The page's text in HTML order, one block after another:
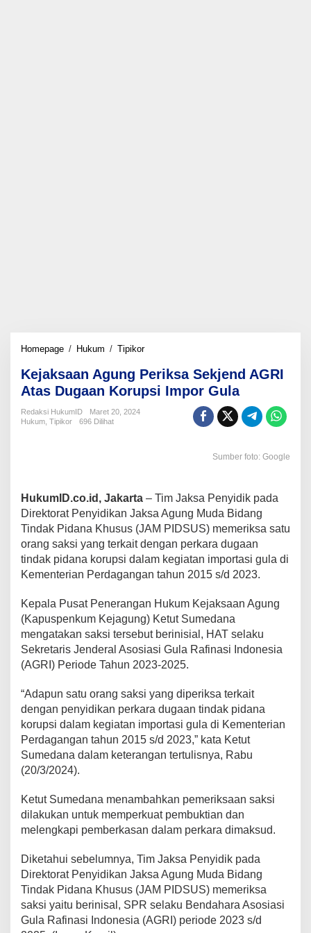
Homepage / Hukum / TipikorKejaksaan
Periksa
Sekjend
AGRI
Kejaksaan Agung Periksa Sekjend AGRI
Atas Dugaan Korupsi Impor Gula
Redaksi HukumID
Maret 20, 2024
Hukum Tipikor 696 Dilihat
Sumber foto: Google
HukumID.co.id, Jakarta – Tim Jaksa Penyidik pada
Direktorat Penyidikan Jaksa Agung Muda Bidang
Tindak Pidana Khusus (JAM PIDSUS) memeriksa satu
orang saksi yang terkait dengan perkara dugaan
tindak pidana korupsi dalam kegiatan importasi gula di
Kementerian Perdagangan tahun 2015 s/d 2023.
Kepala Pusat Penerangan Hukum Kejaksaan Agung
(Kapuspenkum Kejagung) Ketut Sumedana
mengatakan saksi tersebut berinisial, HAT selaku
Sekretaris Jenderal Asosiasi Gula Rafinasi Indonesia
(AGRI) Periode Tahun 2023-2025.
“Adapun satu orang saksi yang diperiksa terkait
dengan penyidikan perkara dugaan tindak pidana
korupsi dalam kegiatan importasi gula di Kementerian
Perdagangan tahun 2015 s/d 2023,” kata Ketut
Sumedana dalam keterangan tertulisnya, Rabu
(20/3/2024).
Ketut Sumedana menambahkan pemeriksaan saksi
dilakukan untuk memperkuat pembuktian dan
melengkapi pemberkasan dalam perkara dimaksud.
Diketahui sebelumnya, Tim Jaksa Penyidik pada
Direktorat Penyidikan Jaksa Agung Muda Bidang
Tindak Pidana Khusus (JAM PIDSUS) memeriksa
saksi yaitu berinisal, SPR selaku Bendahara Asosiasi
Gula Rafinasi Indonesia (AGRI) periode 2023 s/d